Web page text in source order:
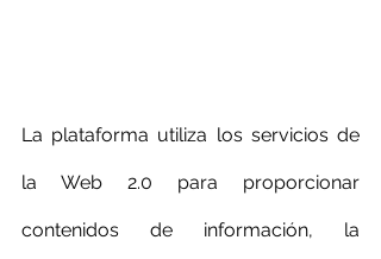
La plataforma utiliza los servicios de
la Web 2.0 para proporcionar
contenidos de información, la